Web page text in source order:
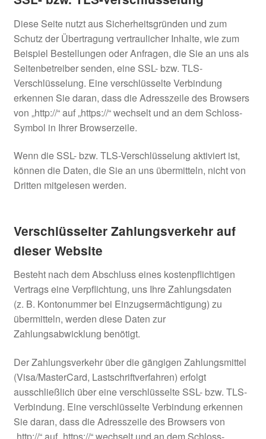
Diese Seite nutzt aus Sicherheitsgründen und zum
Schutz der Übertragung vertraulicher Inhalte, wie zum
Beispiel Bestellungen oder Anfragen, die Sie an uns als
Seitenbetreiber senden, eine SSL- bzw. TLS-
Verschlüsselung. Eine verschlüsselte Verbindung
erkennen Sie daran, dass die Adresszeile des Browsers
von „http://“ auf „https://“ wechselt und an dem Schloss-
Symbol in Ihrer Browserzeile.
Wenn die SSL- bzw. TLS-Verschlüsselung aktiviert ist,
können die Daten, die Sie an uns übermitteln, nicht von
Dritten mitgelesen werden.
Verschlüsselter Zahlungsverkehr auf
dieser Website
Besteht nach dem Abschluss eines kostenpflichtigen
Vertrags eine Verpflichtung, uns Ihre Zahlungsdaten
(z. B. Kontonummer bei Einzugsermächtigung) zu
übermitteln, werden diese Daten zur
Zahlungsabwicklung benötigt.
Der Zahlungsverkehr über die gängigen Zahlungsmittel
(Visa/MasterCard, Lastschriftverfahren) erfolgt
ausschließlich über eine verschlüsselte SSL- bzw. TLS-
Verbindung. Eine verschlüsselte Verbindung erkennen
Sie daran, dass die Adresszeile des Browsers von
„http://“ auf „https://“ wechselt und an dem Schloss-